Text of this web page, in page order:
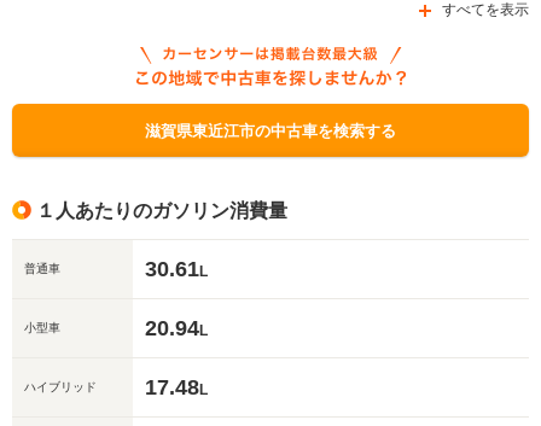
れた施設として挙げることができます。同市内で例年開催される祭りには
名産品としては湖東吹味噌や中里の山の芋などが挙げられます。国道421
号線や国道307号線、あるいは県道217号線といった道路が通る東近江市に
は、JR西日本東海道本線を含む複数の路線の停車駅が設置されています。
なお、市内に存在する補助金制度としては、「クリーンエネルギー自動車
すべてを表示
滋賀県東近江市の中古車を検索する
１人あたりのガソリン消費量
普通車 30.61L
小型車 20.94L
ハイブリッド 17.48L